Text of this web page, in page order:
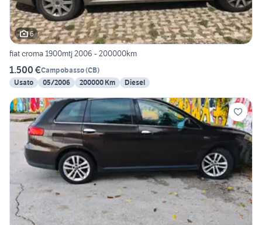
6
fiat croma 1900mtj 2006 - 200000km
1.500 €Campobasso(CB)
Usato
05/2006 200000 Km Diesel